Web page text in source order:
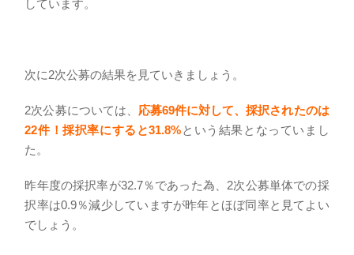
しています。
次に2次公募の結果を見ていきましょう。
2次公募については、 応募69件に対して、採択されたのは
22件！採択率にすると31.8%という結果となっていまし
た。
昨年度の採択率が32.7％であった為、2次公募単体での採
択率は0.9％減少していますが昨年とほぼ同率と見てよい
でしょう。